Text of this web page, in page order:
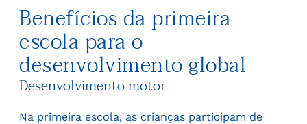
Benefícios da primeira
escola para o
desenvolvimento global
Desenvolvimento motor
Na primeira escola, as crianças participam de